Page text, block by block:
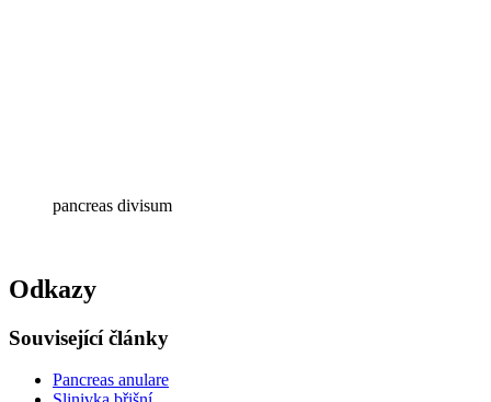
pancreas divisum
Odkazy
Související články
Pancreas anulare